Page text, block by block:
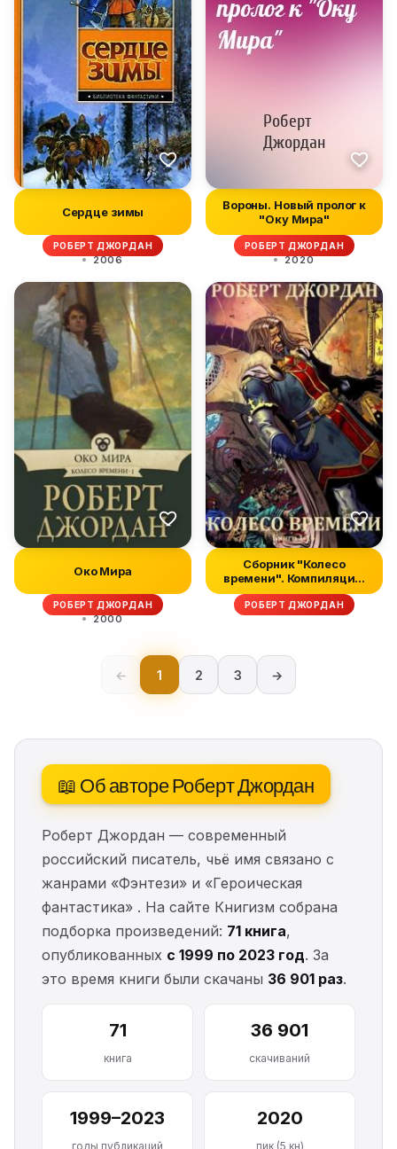
Сердце зимы
РОБЕРТ ДЖОРДАН
2006
Вороны. Новый пролог к
"Оку Мира"
РОБЕРТ ДЖОРДАН
2020
Око Мира
РОБЕРТ ДЖОРДАН
2000
Сборник "Колесо
времени". Компиляция.
книги 1-14
РОБЕРТ ДЖОРДАН
← 1 2 3 →
📖 Об авторе Роберт Джордан
Роберт Джордан — современный
российский писатель, чьё имя связано с
жанрами «Фэнтези» и «Героическая
фантастика» . На сайте Книгизм собрана
подборка произведений: 71 книга,
опубликованных с 1999 по 2023 год. За
это время книги были скачаны 36 901 раз.
71
книга
36 901
скачиваний
1999–2023
годы публикаций
2020
пик (5 кн)